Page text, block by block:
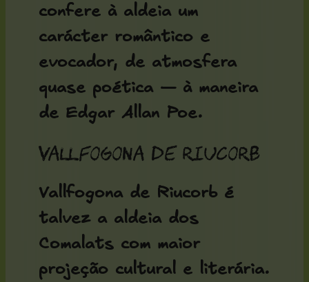
confere à aldeia um
carácter romântico e
evocador, de atmosfera
quase poética — à maneira
de Edgar Allan Poe.
Vallfogona de Riucorb
Vallfogona de Riucorb é
talvez a aldeia dos
Comalats com maior
projeção cultural e literária.